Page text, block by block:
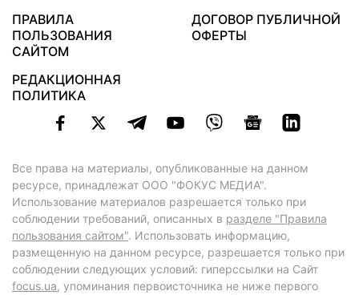
ПРАВИЛА
ПОЛЬЗОВАНИЯ
САЙТОМ
ДОГОВОР ПУБЛИЧНОЙ
ОФЕРТЫ
РЕДАКЦИОННАЯ
ПОЛИТИКА
Все права на материалы, опубликованные на данном
ресурсе, принадлежат ООО "ФОКУС МЕДИА".
Использование материалов разрешается только при
соблюдении требований, описанных в разделе "Правила
пользования сайтом". Использовать информацию,
размещенную на данном ресурсе, разрешается только при
соблюдении следующих условий: гиперссылки на Сайт
focus.ua, упоминания первоисточника не ниже первого